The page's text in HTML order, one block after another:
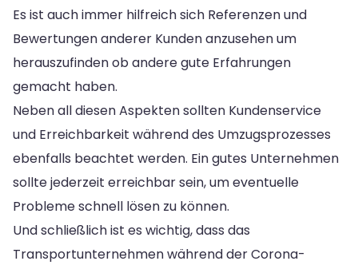
Es ist auch immer hilfreich sich Referenzen und
Bewertungen anderer Kunden anzusehen um
herauszufinden ob andere gute Erfahrungen
gemacht haben.
Neben all diesen Aspekten sollten Kundenservice
und Erreichbarkeit während des Umzugsprozesses
ebenfalls beachtet werden. Ein gutes Unternehmen
sollte jederzeit erreichbar sein, um eventuelle
Probleme schnell lösen zu können.
Und schließlich ist es wichtig, dass das
Transportunternehmen während der Corona-